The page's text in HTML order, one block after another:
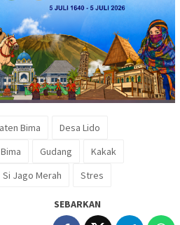
Bima
Desa Lido
Gudang
Kakak
Si Jago Merah Stres
SEBARKAN